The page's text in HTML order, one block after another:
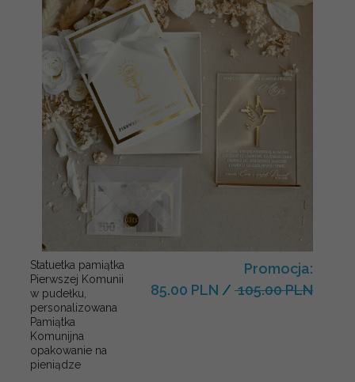
Statuetka pamiątka
Pierwszej Komunii
w pudełku,
personalizowana
Pamiątka
Komunijna
opakowanie na
pieniądze
Promocja:
85.00 PLN / 105.00 PLN